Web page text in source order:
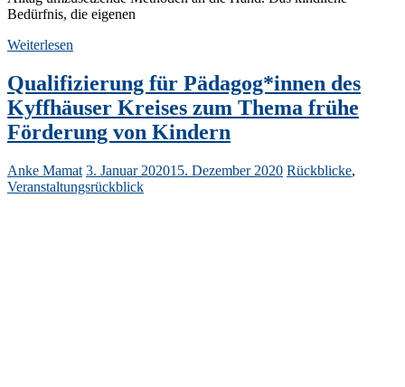
Bedürfnis, die eigenen
Weiterlesen
Qualifizierung für Pädagog*innen des
Kyffhäuser Kreises zum Thema frühe
Förderung von Kindern
Anke Mamat 3. Januar 202015. Dezember 2020 Rückblicke,
Veranstaltungsrückblick